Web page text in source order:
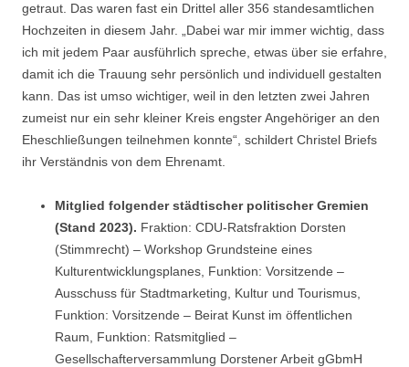
getraut. Das waren fast ein Drittel aller 356 standesamtlichen
Hochzeiten in diesem Jahr. „Dabei war mir immer wichtig, dass
ich mit jedem Paar ausführlich spreche, etwas über sie erfahre,
damit ich die Trauung sehr persönlich und individuell gestalten
kann. Das ist umso wichtiger, weil in den letzten zwei Jahren
zumeist nur ein sehr kleiner Kreis engster Angehöriger an den
Eheschließungen teilnehmen konnte“, schildert Christel Briefs
ihr Verständnis von dem Ehrenamt.
Mitglied folgender städtischer politischer Gremien
(Stand 2023). Fraktion: CDU-Ratsfraktion Dorsten
(Stimmrecht) – Workshop Grundsteine eines
Kulturentwicklungsplanes, Funktion: Vorsitzende –
Ausschuss für Stadtmarketing, Kultur und Tourismus,
Funktion: Vorsitzende – Beirat Kunst im öffentlichen
Raum, Funktion: Ratsmitglied –
Gesellschafterversammlung Dorstener Arbeit gGbmH